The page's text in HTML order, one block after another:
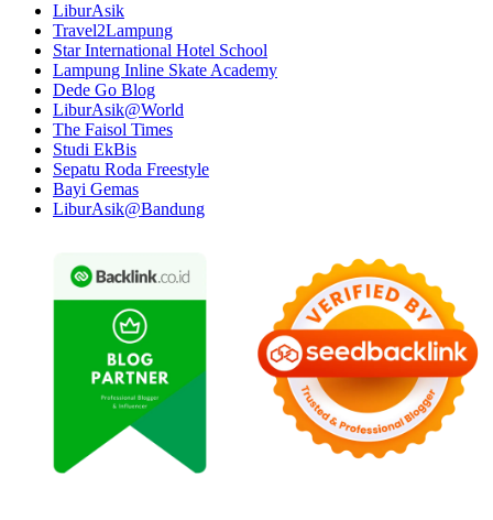
LiburAsik
Travel2Lampung
Star International Hotel School
Lampung Inline Skate Academy
Dede Go Blog
LiburAsik@World
The Faisol Times
Studi EkBis
Sepatu Roda Freestyle
Bayi Gemas
LiburAsik@Bandung